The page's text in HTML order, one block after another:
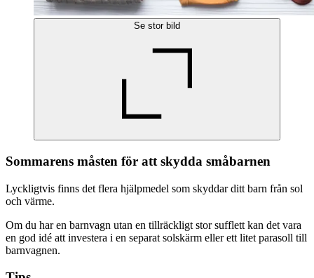
Se stor bild
Sommarens måsten för att skydda småbarnen
Lyckligtvis finns det flera hjälpmedel som skyddar ditt barn från sol
och värme.
Om du har en barnvagn utan en tillräckligt stor sufflett kan det vara
en god idé att investera i en separat solskärm eller ett litet parasoll till
barnvagnen.